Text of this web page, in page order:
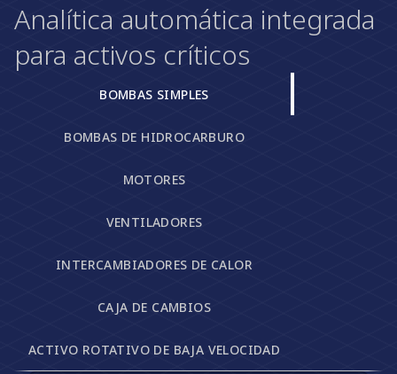
Analítica automática integrada
para activos críticos
BOMBAS SIMPLES
BOMBAS DE HIDROCARBURO
MOTORES
VENTILADORES
INTERCAMBIADORES DE CALOR
CAJA DE CAMBIOS
ACTIVO ROTATIVO DE BAJA VELOCIDAD